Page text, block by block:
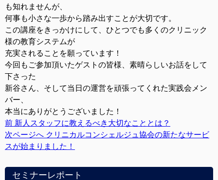
も知れませんが、
何事も小さな一歩から踏み出すことが大切です。
この講座をきっかけにして、ひとつでも多くのクリニック
様の教育システムが
充実されることを願っています！
今回もご参加頂いたゲストの皆様、素晴らしいお話をして
下さった
新谷さん、そして当日の運営を頑張ってくれた実践会メン
バー、
本当にありがとうございました！
前 前
の
投
新人スタッフに教えるべき大切なこととは？
次ページへ 次
の
稿:
クリニカルコンシェルジュ協会の新たなサービ
スが始まりました！
セミナーレポート